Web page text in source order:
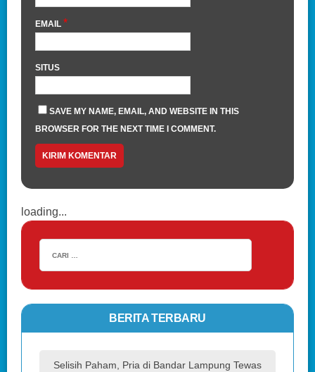
EMAIL *
SITUS
SAVE MY NAME, EMAIL, AND WEBSITE IN THIS
BROWSER FOR THE NEXT TIME I COMMENT.
loading...
BERITA TERBARU
Selisih Paham, Pria di Bandar Lampung Tewas